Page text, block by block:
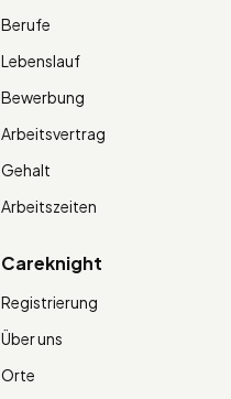
Berufe
Lebenslauf
Bewerbung
Arbeitsvertrag
Gehalt
Arbeitszeiten
Careknight
Registrierung
Über uns
Orte